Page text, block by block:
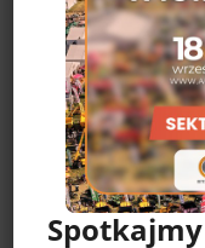
Spotkajmy